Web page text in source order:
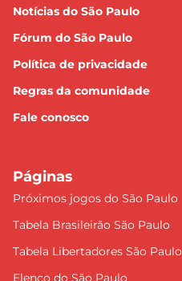
Notícias do São Paulo
Fórum do São Paulo
Política de privacidade
Regras da comunidade
Fale conosco
Páginas
Próximos jogos do São Paulo
Tabela Brasileirão São Paulo
Tabela Libertadores São Paulo
Elenco do São Paulo